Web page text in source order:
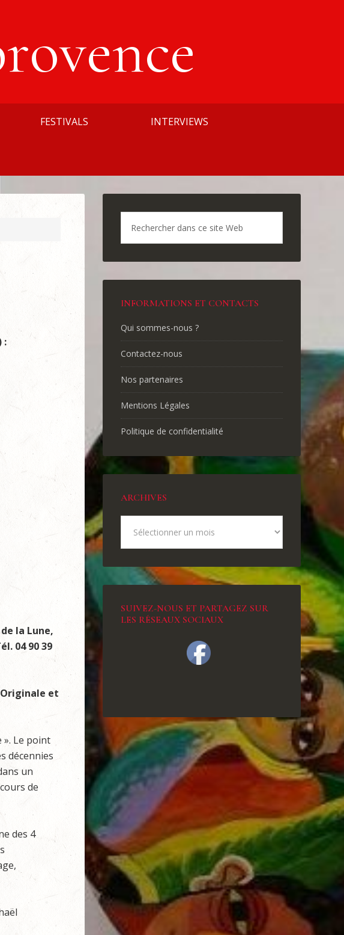
FESTIVALS INTERVIEWS
:
la Lune,
04 90 39
et
». Le point
décennies
un
de
des 4
INFORMATIONS ET CONTACTS
Qui sommes-nous ?
Contactez-nous
Nos partenaires
Mentions Légales
Politique de confidentialité
ARCHIVES
SUIVEZ-NOUS ET PARTAGEZ SUR
LES RÉSEAUX SOCIAUX